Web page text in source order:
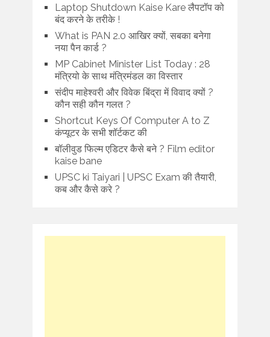
Laptop Shutdown Kaise Kare लैपटॉप को
बंद करने के तरीके !
What is PAN 2.0 आखिर क्यों, सबका बनेगा
नया पैन कार्ड ?
MP Cabinet Minister List Today : 28
मंत्रियो के साथ मंत्रिमंडल का विस्तार
संदीप माहेश्वरी और विवेक बिंद्रा में विवाद क्यों ?
कौन सही कौन गलत ?
Shortcut Keys Of Computer A to Z
कंप्यूटर के सभी शॉर्टकट की
बॉलीवुड फिल्म एडिटर कैसे बने ? Film editor
kaise bane
UPSC ki Taiyari | UPSC Exam की तैयारी,
कब और कैसे करे ?